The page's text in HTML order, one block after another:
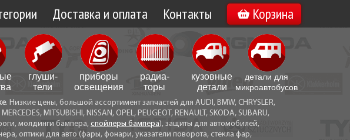
Доставка и оплата
Доставка по Минску
Доставка по Беларуси
Самовывоз
Способы оплаты
Контакты
Вакансии
Корзина
глуши­
тели
приборы
освещения
радиа­
торы
кузовные
детали
детали для
микро­автобусов
. Низкие цены, большой ассортимент запчастей для AUDI, BMW, CHRYSLER,
MITSUBISHI, NISSAN, OPEL, PEUGEOT, RENAULT, SKODA, SUBARU,
молдинги бампера, спойлеры бампера), защиты для автомобилей,
оптики для авто (фары, фонари, указатели поворота, стекла фар,